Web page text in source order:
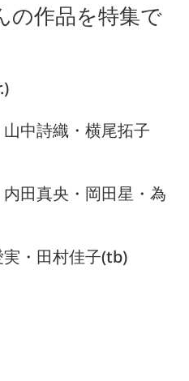
の作品を特集で
中詩織・横尾拓子
田真央・岡田星・為
・田村佳子(tb)